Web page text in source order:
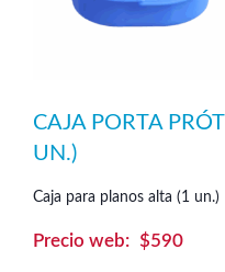
CAJA PORTA
UN.)
Caja para planos alta (1 un.)
$590